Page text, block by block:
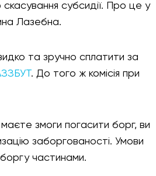
субсидії. Про це у
Лазебна.
та зручно сплатити за
. До того ж комісія при
змоги погасити борг, ви
заборгованості. Умови
частинами.